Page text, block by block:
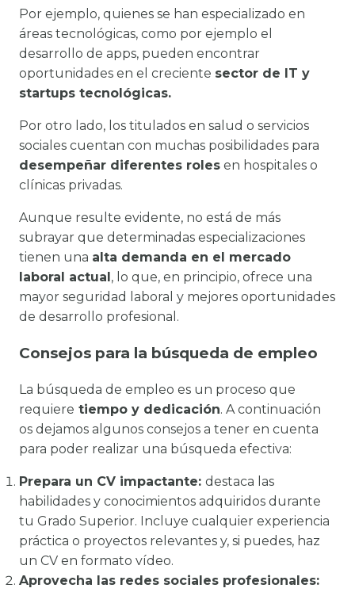
Por ejemplo, quienes se han especializado en
áreas tecnológicas, como por ejemplo el
desarrollo de apps, pueden encontrar
oportunidades en el creciente sector de IT y
startups tecnológicas.
Por otro lado, los titulados en salud o servicios
sociales cuentan con muchas posibilidades para
desempeñar diferentes roles en hospitales o
clínicas privadas.
Aunque resulte evidente, no está de más
subrayar que determinadas especializaciones
tienen una alta demanda en el mercado
laboral actual , lo que, en principio, ofrece una
mayor seguridad laboral y mejores oportunidades
de desarrollo profesional.
Consejos para la búsqueda de empleo
La búsqueda de empleo es un proceso que
requiere tiempo y dedicación. A continuación
os dejamos algunos consejos a tener en cuenta
para poder realizar una búsqueda efectiva:
Prepara un CV impactante: destaca las
habilidades y conocimientos adquiridos durante
tu Grado Superior. Incluye cualquier experiencia
práctica o proyectos relevantes y, si puedes, haz
un CV en formato vídeo.
Aprovecha las redes sociales profesionales: